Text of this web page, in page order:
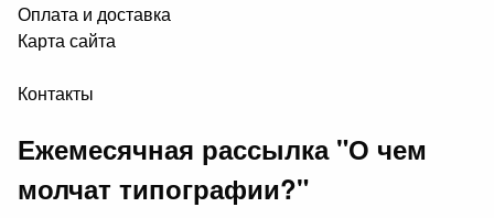
Оплата и доставка
Карта сайта
Контакты
Ежемесячная рассылка "О чем
молчат типографии?"